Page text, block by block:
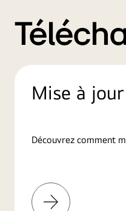
Mise à
Découvrez comment
En
savoir